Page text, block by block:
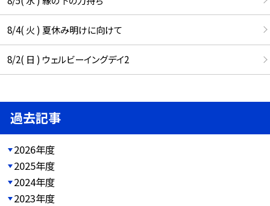
8/4( 火 ) 夏休み明けに向けて
8/2( 日 ) ウェルビーイングデイ2
過去記事
2026年度
2025年度
2024年度
2023年度